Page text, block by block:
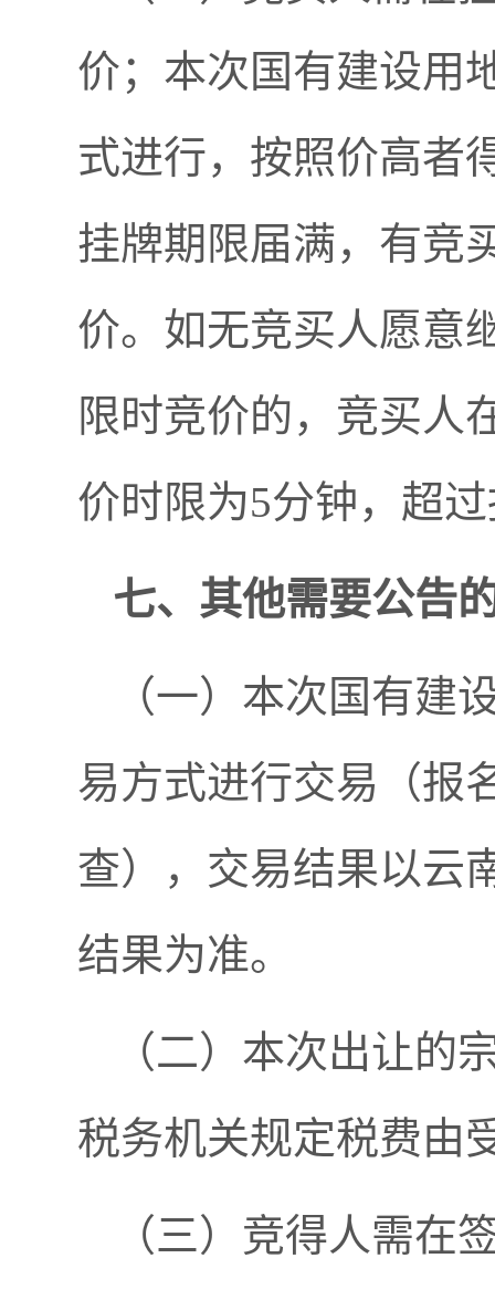
价；本次国有建设用
式进行，按照价高者
挂牌期限届满，有竞
价。如无竞买人愿意
限时竞价的，竞买人
价时限为5分钟，超
七、其他需要公告
（一）本次国有建
易方式进行交易（报
查），交易结果以云
结果为准。
（二）本次出让的
税务机关规定税费由
（三）竞得人需在